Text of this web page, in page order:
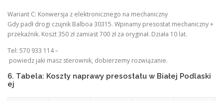
Wariant C: Konwersja z elektronicznego na mechaniczny
Gdy padł drogi czujnik Balboa 30315. Wpinamy presostat mechaniczny +
przekaźnik. Koszt 350 zł zamiast 700 zł za oryginał. Działa 10 lat.
Tel: 570 933 114 –
powiedz jaki masz sterownik, dobierzemy rozwiązanie.
6. Tabela: Koszty naprawy presostatu w Białej Podlaski
ej